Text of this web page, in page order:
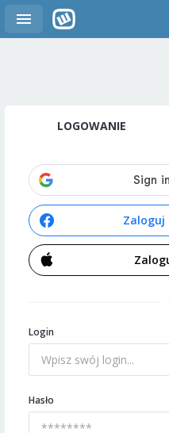
LOGOWANIE
Zaloguj
Login
Hasło